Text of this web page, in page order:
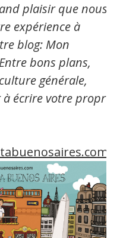
plaisir que nous
expérience à
blog: Mon
bons plans,
générale,
écrire votre propre